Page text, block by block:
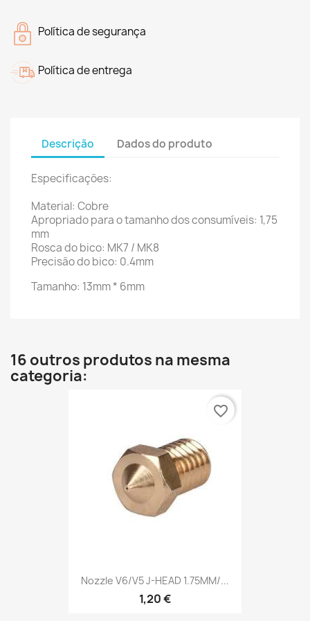
Política de segurança
Política de entrega
Descrição Dados do produto
Especificações:
Material: Cobre
Apropriado para o tamanho dos consumíveis: 1,75
mm
Rosca do bico: MK7 / MK8
Precisão do bico: 0.4mm
Tamanho: 13mm * 6mm
16 outros produtos na mesma
categoria:
Nozzle V6/V5 J-HEAD 1.75MM/...
1,20 €
favorite_border